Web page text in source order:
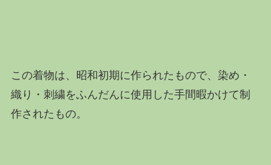
この着物は、昭和初期に作られたもので、染め・
織り・刺繍をふんだんに使用した手間暇かけて制
作されたもの。